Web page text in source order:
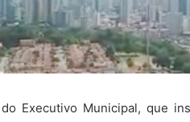
Executivo Municipal, que